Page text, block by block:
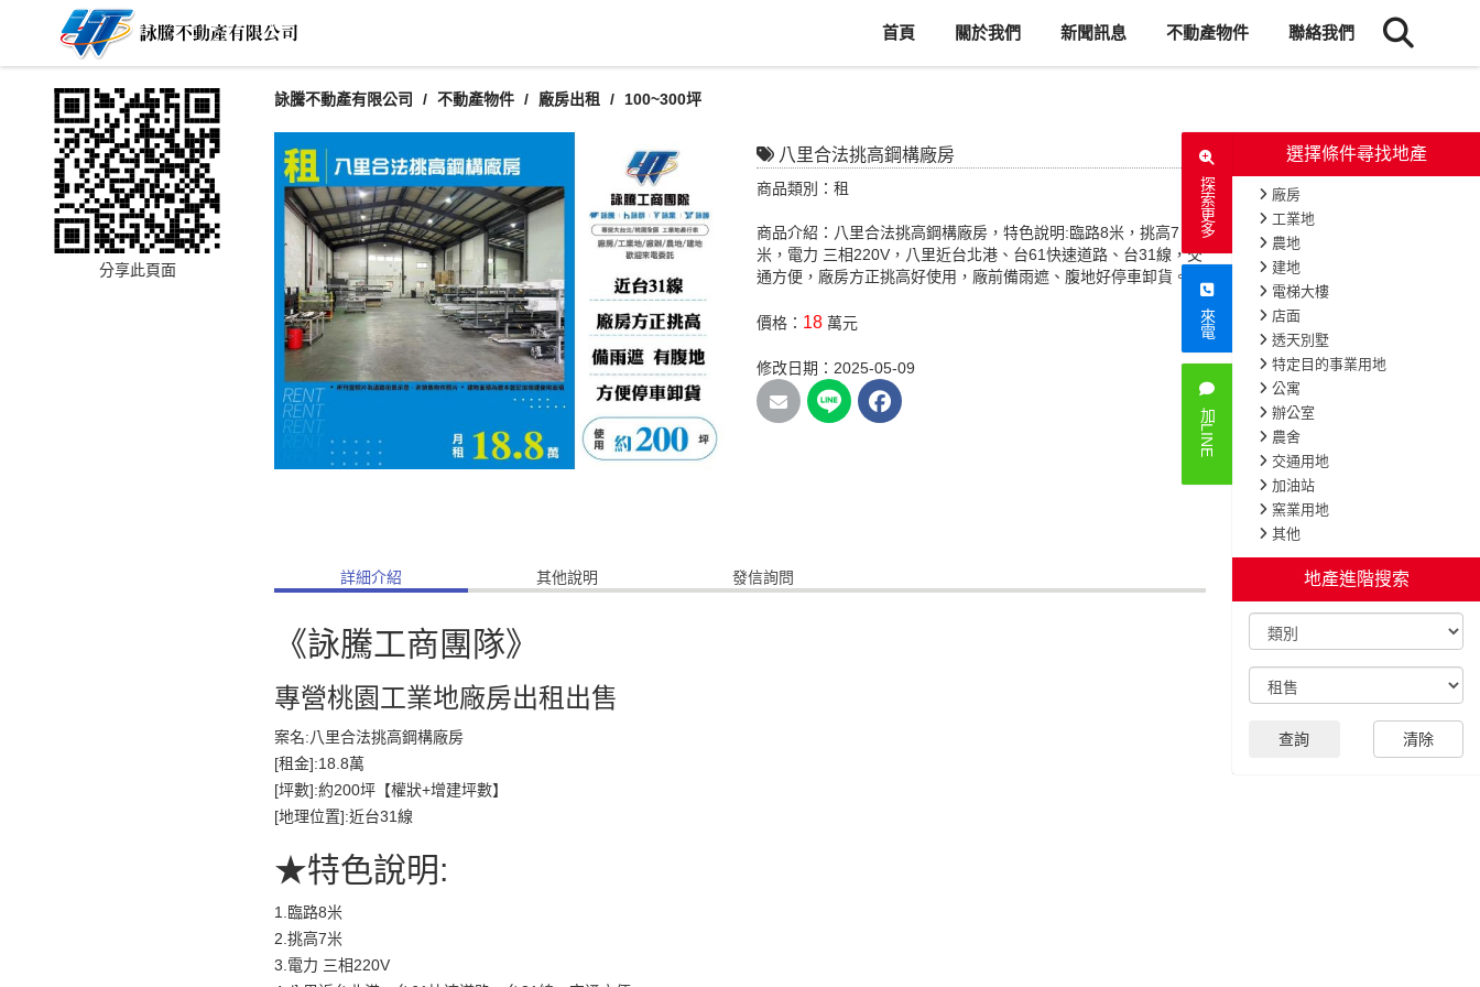
首頁 關於我們 新聞訊息 不動產物件 聯絡我們
選擇條件尋找地產
廠房
工業地
農地
建地
電梯大樓
店面
透天別墅
特定目的事業用地
公寓
辦公室
農舍
交通用地
加油站
窯業用地
其他
地產進階搜索
查詢 清除
探索更多
來電
加LINE
詠騰不動產有限公司 不動產物件 廠房出租 100~300坪
八里合法挑高鋼構廠房
商品類別：租
商品介紹：八里合法挑高鋼構廠房，特色說明:臨路8米，挑高7
米，電力 三相220V，八里近台北港、台61快速道路、台31線，交
通方便，廠房方正挑高好使用，廠前備雨遮、腹地好停車卸貨。
價格： 18 萬元
修改日期：2025-05-09
詳細介紹 其他說明 發信詢問
《詠騰工商團隊》
專營桃園工業地廠房出租出售
案名:八里合法挑高鋼構廠房
[租金]:18.8萬
[坪數]:約200坪【權狀+增建坪數】
[地理位置]:近台31線
★特色說明:
1.臨路8米
2.挑高7米
3.電力 三相220V
分享此頁面